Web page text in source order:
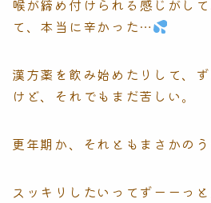
喉が締め付けられる感じがし
て、本当に辛かった…
漢方薬を飲み始めたりして、
けど、それでもまだ苦しい。
更年期か、それともまさかのう
スッキリしたいってずーーっ